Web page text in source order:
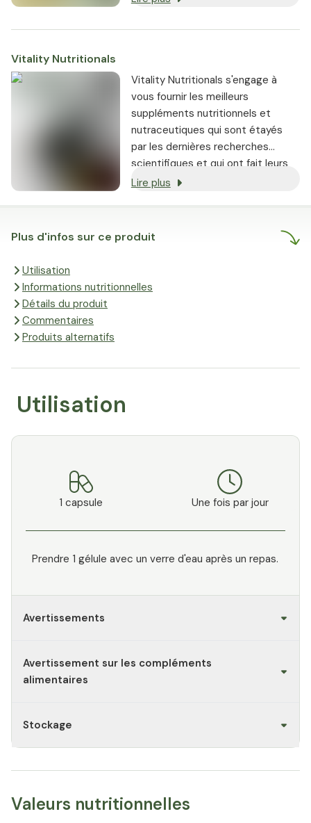
Plus d'infos sur ce produit
Utilisation
Informations nutritionnelles
Détails du produit
Commentaires
Produits alternatifs
Utilisation
1 capsule Une fois par jour
Prendre 1 gélule avec un verre d'eau après un repas.
Avertissements
Avertissement sur les compléments
alimentaires
Stockage
Valeurs nutritionnelles
Vitality Nutritionals
Vitality Nutritionals s'engage à
vous fournir les meilleurs
suppléments nutritionnels et
nutraceutiques qui sont étayés
par les dernières recherches
scientifiques et qui ont fait leurs
preuves.
Lire plus